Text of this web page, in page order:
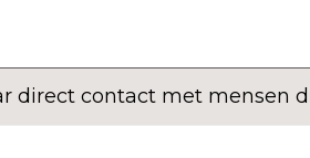
direct contact met mensen